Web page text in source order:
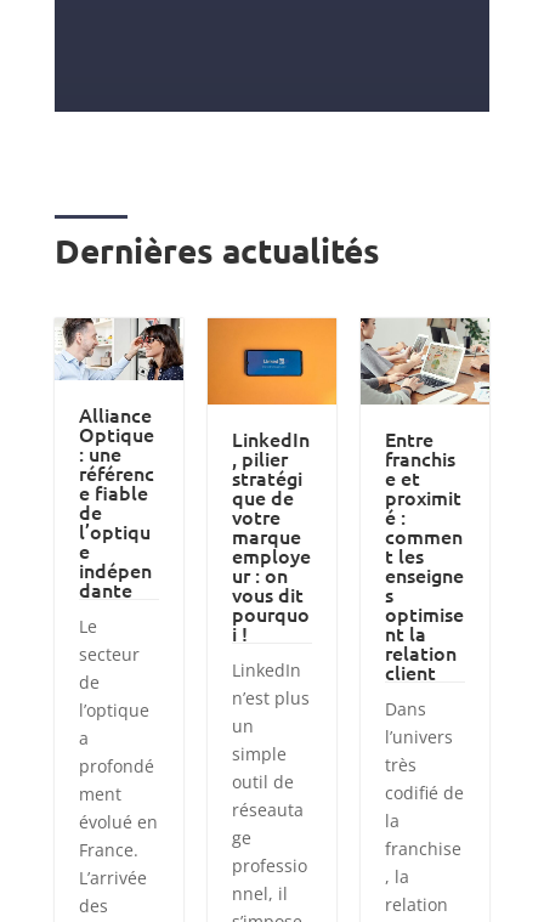
Dernières actualités
Alliance
Optique
: une
référenc
e fiable
de
l’optiqu
e
indépen
dante
Le
secteur
de
l’optique
a
profondé
ment
évolué en
France.
L’arrivée
des
LinkedIn
, pilier
stratégi
que de
votre
marque
employe
ur : on
vous dit
pourquo
i !
LinkedIn
n’est plus
un
simple
outil de
réseauta
ge
professio
nnel, il
Entre
franchis
e et
proximit
é :
commen
t les
enseigne
s
optimise
nt la
relation
client
Dans
l’univers
très
codifié de
la
franchise
, la
relation